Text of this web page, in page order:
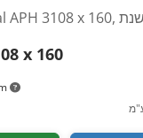
x 160